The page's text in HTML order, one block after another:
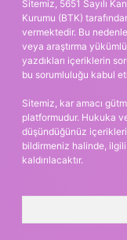
Sitemiz, 5651 Sayılı
Kurumu (BTK)
vermektedir. Bu
veya araştırma
yazdıkları içeriklerin
bu sorumluluğu kabul
Sitemiz, kar amacı
platformudur. Hukuka
düşündüğünüz içerikleri,
bildirmeniz halinde,
kaldırılacaktır.